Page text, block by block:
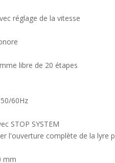
réglage de la vitesse
libre de 20 étapes
60Hz
STOP SYSTEM
l'ouverture complète de la lyre
mm